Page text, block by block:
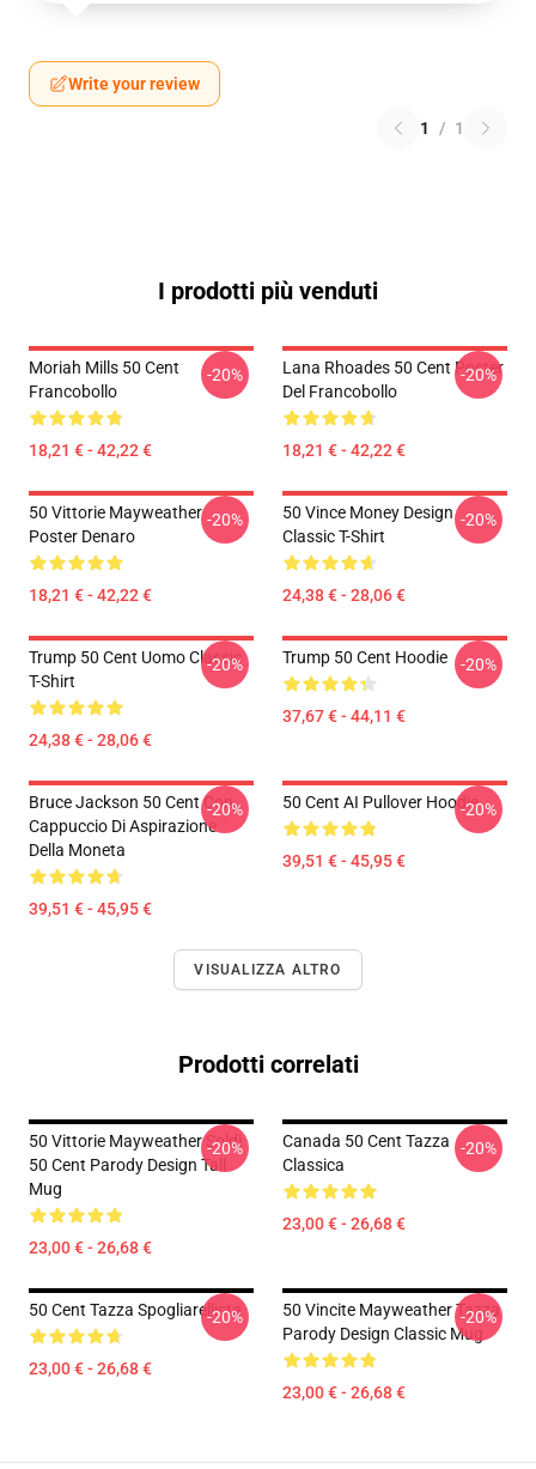
Write your review
1 / 1
I prodotti più venduti
Moriah Mills 50 Cent
Francobollo
18,21 € - 42,22 €
-20%
Lana Rhoades 50 Cent Poster
Del Francobollo
18,21 € - 42,22 €
-20%
50 Vittorie Mayweather
Poster Denaro
18,21 € - 42,22 €
-20%
50 Vince Money Design
Classic T-Shirt
24,38 € - 28,06 €
-20%
Trump 50 Cent Uomo Classic
T-Shirt
24,38 € - 28,06 €
-20% Trump 50 Cent Hoodie
37,67 € - 44,11 €
-20%
Bruce Jackson 50 Cent Con
Cappuccio Di Aspirazione
Della Moneta
39,51 € - 45,95 €
-20% 50 Cent AI Pullover Hoodie
39,51 € - 45,95 €
-20%
VISUALIZZA ALTRO
Prodotti correlati
50 Vittorie Mayweather Soldi
50 Cent Parody Design Tall
Mug
23,00 € - 26,68 €
-20%
Canada 50 Cent Tazza
Classica
23,00 € - 26,68 €
-20%
50 Cent Tazza Spogliarellista
23,00 € - 26,68 €
-20%
50 Vincite Mayweather Tazza
Parody Design Classic Mug
23,00 € - 26,68 €
-20%